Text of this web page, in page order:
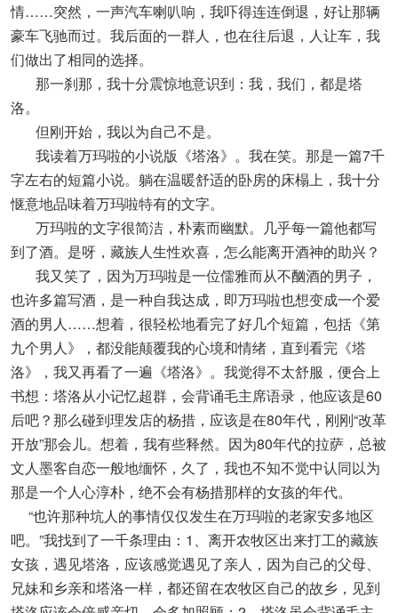
情……突然，一声汽车喇叭响，我吓得连连倒退，好让那辆
豪车飞驰而过。我后面的一群人，也在往后退，人让车，我
们做出了相同的选择。
那一刹那，我十分震惊地意识到：我，我们，都是塔
洛。
但刚开始，我以为自己不是。
我读着万玛啦的小说版《塔洛》。我在笑。那是一篇7千
字左右的短篇小说。躺在温暖舒适的卧房的床榻上，我十分
惬意地品味着万玛啦特有的文字。
万玛啦的文字很简洁，朴素而幽默。几乎每一篇他都写
到了酒。是呀，藏族人生性欢喜，怎么能离开酒神的助兴？
我又笑了，因为万玛啦是一位儒雅而从不酗酒的男子，
也许多篇写酒，是一种自我达成，即万玛啦也想变成一个爱
酒的男人……想着，很轻松地看完了好几个短篇，包括《第
九个男人》，都没能颠覆我的心境和情绪，直到看完《塔
洛》，我又再看了一遍《塔洛》。我觉得不太舒服，便合上
书想：塔洛从小记忆超群，会背诵毛主席语录，他应该是60
后吧？那么碰到理发店的杨措，应该是在80年代，刚刚“改革
开放”那会儿。想着，我有些释然。因为80年代的拉萨，总被
文人墨客自恋一般地缅怀，久了，我也不知不觉中认同以为
那是一个人心淳朴，绝不会有杨措那样的女孩的年代。
“也许那种坑人的事情仅仅发生在万玛啦的老家安多地区
吧。”我找到了一千条理由：1、离开农牧区出来打工的藏族
女孩，遇见塔洛，应该感觉遇见了亲人，因为自己的父母、
兄妹和乡亲和塔洛一样，都还留在农牧区自己的故乡，见到